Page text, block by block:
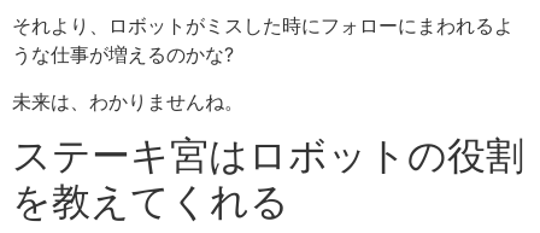
それより、ロボットがミスした時にフォローにまわれるよ
うな仕事が増えるのかな?
未来は、わかりませんね。
ステーキ宮はロボットの役割
を教えてくれる